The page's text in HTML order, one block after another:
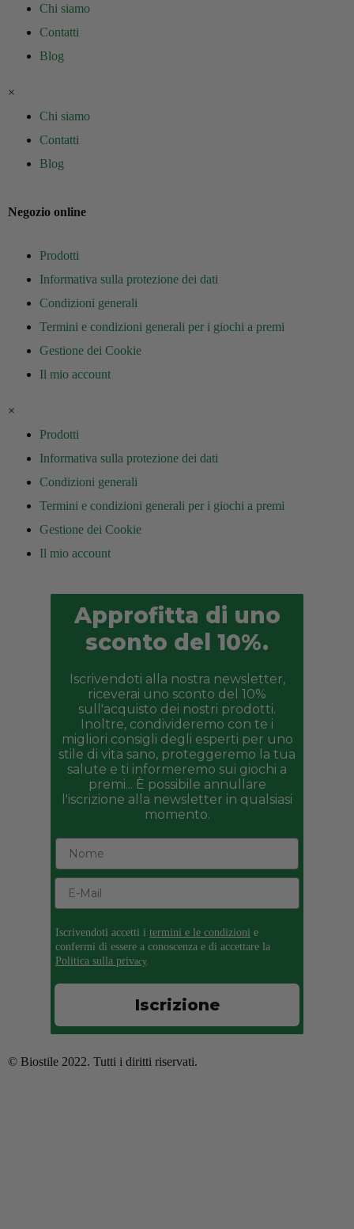
Chi siamo
Contatti
Blog
×
Chi siamo
Contatti
Blog
Negozio online
Prodotti
Informativa sulla protezione dei dati
Condizioni generali
Termini e condizioni generali per i giochi a premi
Gestione dei Cookie
Il mio account
×
Prodotti
Informativa sulla protezione dei dati
Condizioni generali
Termini e condizioni generali per i giochi a premi
Gestione dei Cookie
Il mio account
Approfitta di uno
sconto del 10%.
Iscrivendoti alla nostra newsletter,
riceverai uno sconto del 10%
sull'acquisto dei nostri prodotti.
Inoltre, condivideremo con te i
migliori consigli degli esperti per uno
stile di vita sano, proteggeremo la tua
salute e ti informeremo sui giochi a
premi... È possibile annullare
l'iscrizione alla newsletter in qualsiasi
momento.
Iscrivendoti accetti i termini e le condizioni e
confermi di essere a conoscenza e di accettare la
Politica sulla privacy.
Iscrizione
© Biostile 2022. Tutti i diritti riservati.